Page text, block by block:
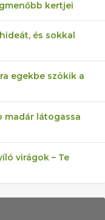
kertjei
és sokkal
egekbe szökik a
madár látogassa
virágok – Te